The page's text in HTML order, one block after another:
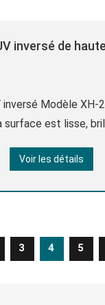
inversé de
Modèle XH-205
surface est lisse,
de
Voir les détails
3 4 5